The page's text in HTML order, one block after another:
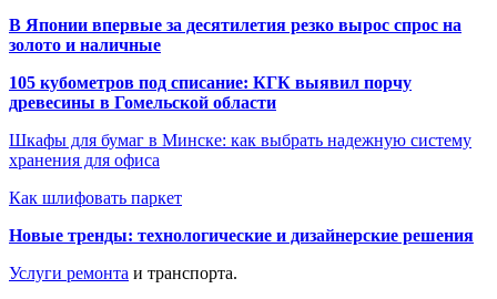
В Японии впервые за десятилетия резко вырос спрос на
золото и наличные
105 кубометров под списание: КГК выявил порчу
древесины в Гомельской области
Шкафы для бумаг в Минске: как выбрать надежную систему
хранения для офиса
Как шлифовать паркет
Новые тренды: технологические и дизайнерские решения
Услуги ремонта и транспорта.